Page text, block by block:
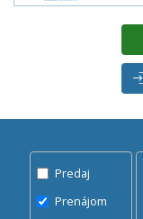
Predaj
Prenájom